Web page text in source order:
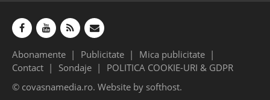
Abonamente Publicitate
Mica publicitate
Contact
Sondaje
POLITICA COOKIE-URI & GDPR
© covasnamedia.ro. Website by softhost.